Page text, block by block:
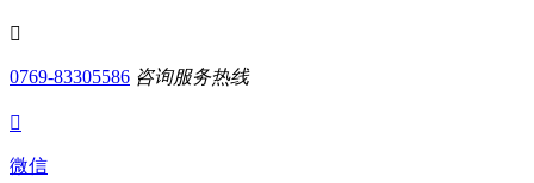

0769-83305586 咨询服务热线

微信